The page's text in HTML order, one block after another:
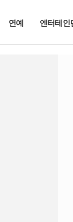
연예 엔터테인